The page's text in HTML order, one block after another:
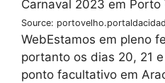
Source:
WebEstamos em pleno
portanto os dias 20, 21
ponto facultativo em